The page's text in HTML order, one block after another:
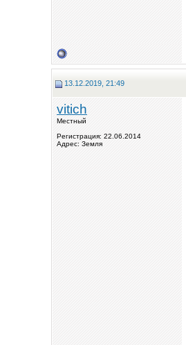
13.12.2019, 21:49
vitich
Местный
Регистрация: 22.06.2014
Адрес: Земля